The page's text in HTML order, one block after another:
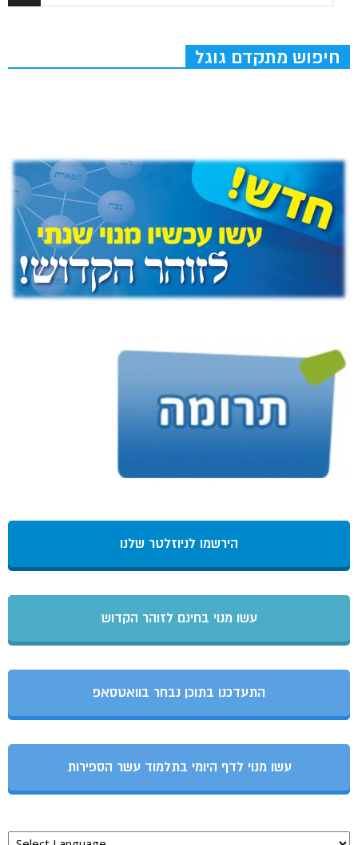
חיפוש מתקדם גוגל
הירשמו לניוזלטר שלנו
עשו מנוי בחינם לזוהר הקדוש
התעדכנו בתוכן נבחר בוואטסאפ
עשו מנוי לדף היומי בתלמוד עשר הספירות